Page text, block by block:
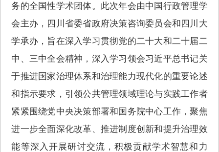
务的全国性学术团体。此次年会由中国行政管理学
会主办，四川省委省政府决策咨询委员会和四川大
学承办，旨在深入学习贯彻党的二十大和二十届二
中、三中全会精神，深入学习领会习近平总书记关
于推进国家治理体系和治理能力现代化的重要论述
和指示要求，引领公共管理领域理论与实践工作者
紧紧围绕党中央决策部署和国务院中心工作，聚焦
进一步全面深化改革、推进制度创新和提升治理效
能等深入开展研讨交流，积极贡献学术智慧和力